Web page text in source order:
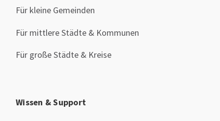
Für kleine Gemeinden
Für mittlere Städte & Kommunen
Für große Städte & Kreise
Wissen & Support